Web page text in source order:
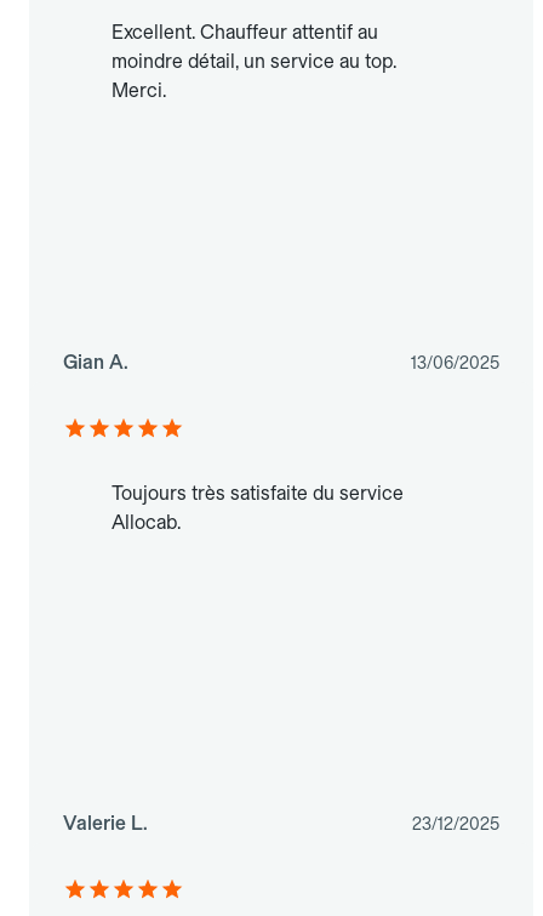
Excellent. Chauffeur attentif au
moindre détail, un service au top.
Merci.
Gian A. 13/06/2025
Toujours très satisfaite du service
Allocab.
Valerie L. 23/12/2025